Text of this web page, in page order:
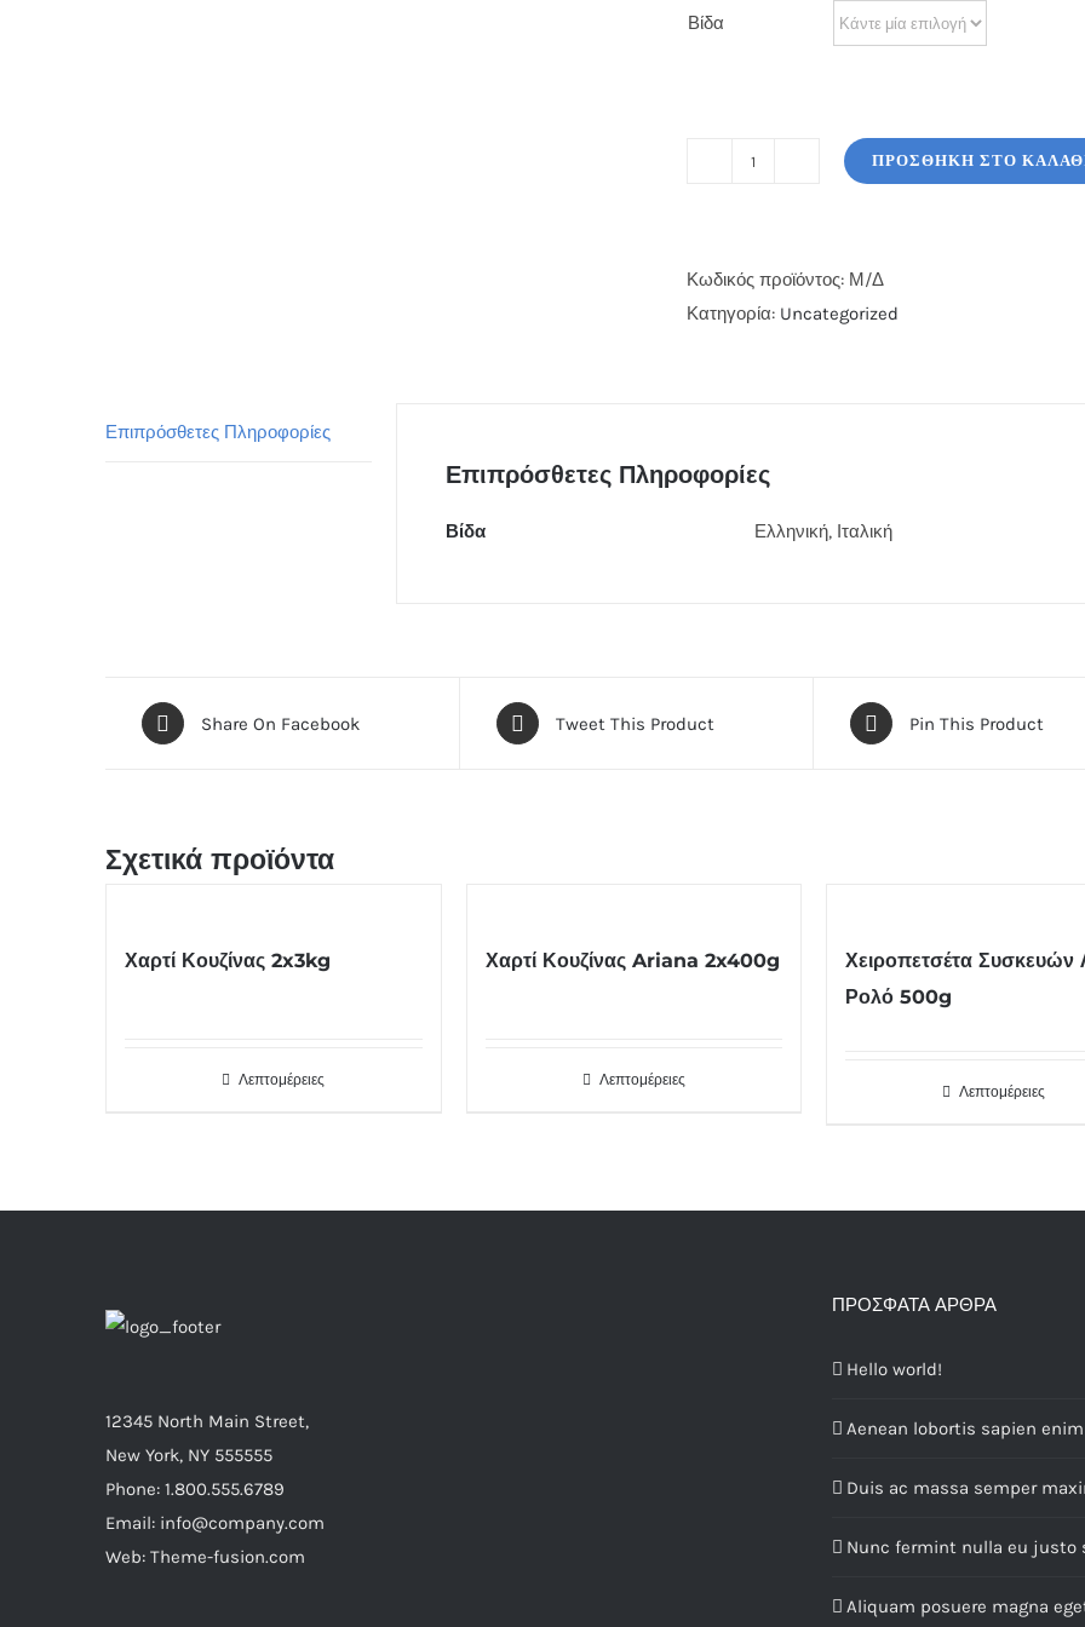
Βίδα
εκ.
ποσότητα
ΠΡΟΣΘΉΚΗ ΣΤΟ
Κωδικός προϊόντος: Μ/Δ
Κατηγορία: Uncategorized
Επιπρόσθετες Πληροφορίες
Επιπρόσθετες Πληροφορίες
Βίδα Ελληνική, Ιταλική
Share On Facebook Tweet This Product Pin This Product
Σχετικά προϊόντα
Χαρτί Κουζίνας 2x3kg
Λεπτομέρειες
Χαρτί Κουζίνας Ariana 2x400g
Λεπτομέρειες
Χειροπετσέτα Συσκευών
Ρολό 500g
Λεπτομέρειες
12345 North Main Street,
New York, NY 555555
Phone: 1.800.555.6789
Email: info@company.com
Web: Theme-fusion.com
ΠΡΌΣΦΑΤΑ ΆΡΘΡΑ
Hello world!
Aenean lobortis sapien
Duis ac massa semper
Nunc fermint nulla eu justo
Aliquam posuere magna